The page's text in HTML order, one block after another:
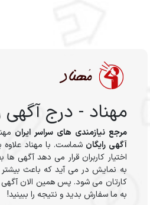
مهناد - درج آگهی
مرجع نیازمندی های سراسر ایران
آگهی رایگان شماست. با مهناد علاوه
اختیار کاربران قرار می دهد آگهی
به نمایش در می آید که باعث
کارتان می شود. پس همین الان
به ما سفارش بدید و نتیجه را ببینید!